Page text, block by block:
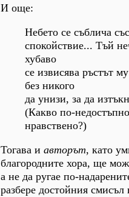
И още:
Небето се съблича
спокойствие... Тъй
хубаво
се извисява ръстът
без никого
да унизи, за да
(Какво по-
нравствено?)
Тогава и авторът, като
благородните хора, ще
а не да ругае по-
разбере достойния